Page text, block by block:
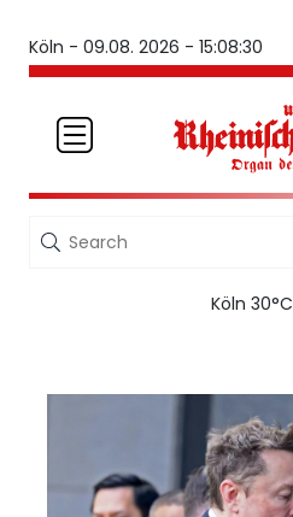
Köln - 09.08. 2026 - 15:08:30
Köln 30°C